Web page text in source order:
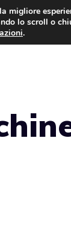
migliore
lo scroll o
.